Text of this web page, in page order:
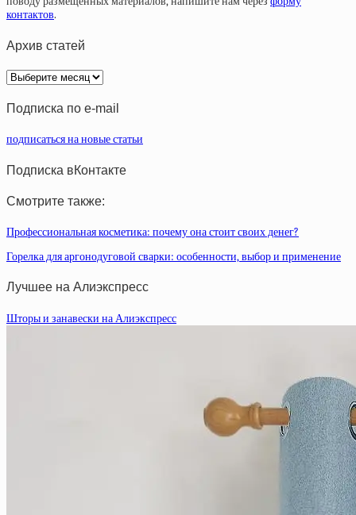
контактов.
Архив статей
Архив
статей
Подписка по e-mail
подписаться на новые статьи
Подписка вКонтакте
Смотрите также:
Профессиональная косметика: почему она стоит своих денег?
Горелка для аргонодуговой сварки: особенности, выбор и применение
Лучшее на Алиэкспресс
Шторы и занавески на Алиэкспресс